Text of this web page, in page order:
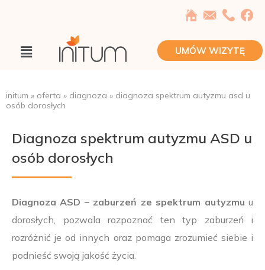
treściMain
UMÓW WIZYTĘ
initum » oferta » diagnoza » diagnoza spektrum autyzmu asd u
osób dorosłych
Diagnoza spektrum autyzmu ASD u
osób dorosłych
Diagnoza ASD – zaburzeń ze spektrum autyzmu u
dorosłych, pozwala rozpoznać ten typ zaburzeń i
rozróżnić je od innych oraz pomaga zrozumieć siebie i
podnieść swoją jakość życia.